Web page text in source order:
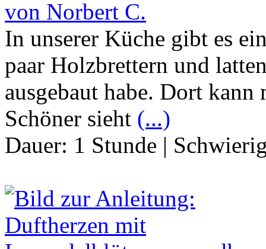
von Norbert C.
In unserer Küche gibt es
paar Holzbrettern und
ausgebaut habe. Dort
Schöner sieht (...)
Dauer: 1 Stunde |